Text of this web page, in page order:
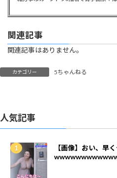
関連記事
関連記事はありません。
カテゴリー 5ちゃんねる
人気記事
【画像】おい、早